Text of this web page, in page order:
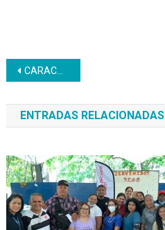
Navegación
de
entradas
CARACAS | El Inces hizo entrega de 146 certificados en el marco de la Gran Misión Venezuela Mujer
ENTRADAS RELACIONADAS